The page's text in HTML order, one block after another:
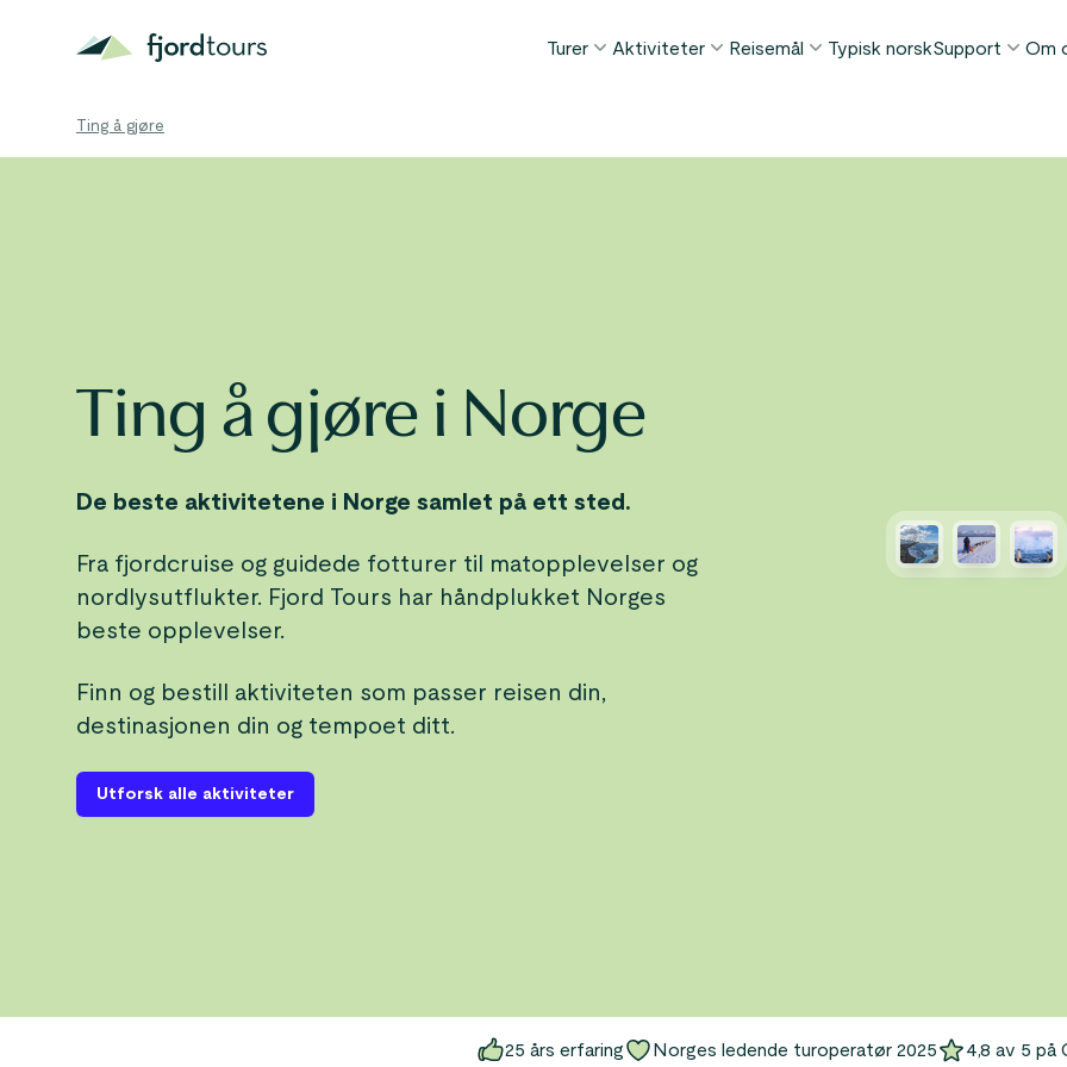
Turer
Norge i et Nøtteskall™
Aktiviteter
Borgund stavkirke tur
Kajakkturer
Reisemål
Bergen
Typisk norskSupport Om
Ting å gjøre
Ting å gjøre i Norge
De beste aktivitetene i Norge samlet på ett sted.
Fra fjordcruise og guidede fotturer til matopplevelser og
nordlysutflukter. Fjord Tours har håndplukket Norges
beste opplevelser.
Finn og bestill aktiviteten som passer reisen din,
destinasjonen din og tempoet ditt.
Utforsk alle aktiviteter
25 års erfaring Norges ledende turoperatør 2025 4,8 av 5 på